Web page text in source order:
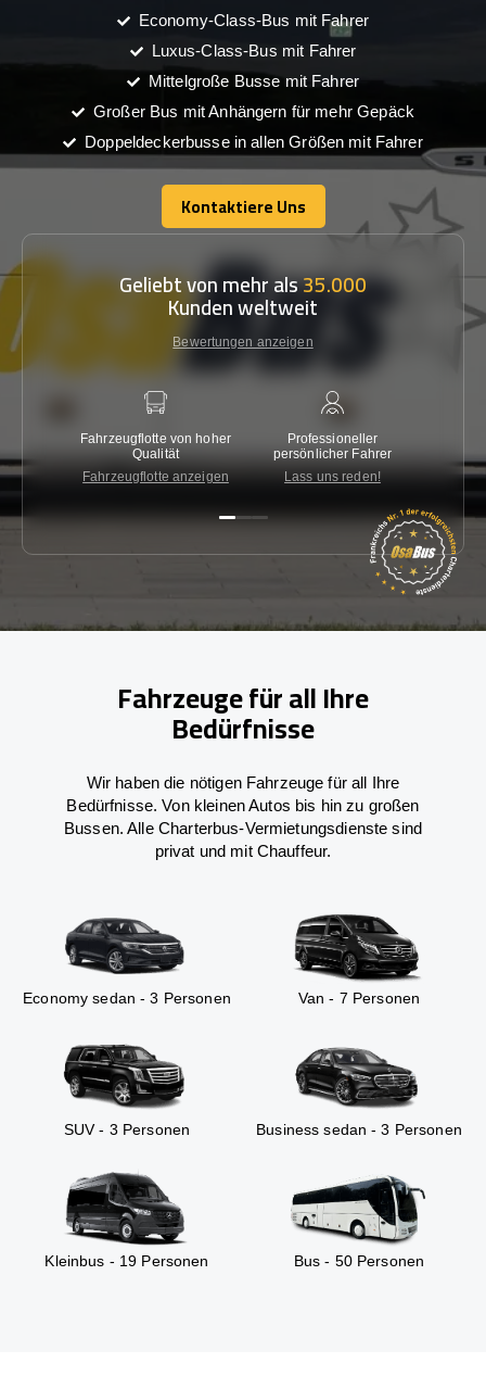
Economy-Class-Bus mit Fahrer
Luxus-Class-Bus mit Fahrer
Mittelgroße Busse mit Fahrer
Großer Bus mit Anhängern für mehr Gepäck
Doppeldeckerbusse in allen Größen mit Fahrer
Kontaktiere Uns
Kontaktiere Uns
Geliebt von mehr als35.000
Kunden weltweit
Bewertungen anzeigen
Fahrzeugflotte von hoher
Qualität
Fahrzeugflotte anzeigen
Professioneller
persönlicher Fahrer
Lass uns reden!
Fahrzeuge für all Ihre
Bedürfnisse
Wir haben die nötigen Fahrzeuge für all Ihre
Bedürfnisse. Von kleinen Autos bis hin zu großen
Bussen. Alle Charterbus-Vermietungsdienste sind
privat und mit Chauffeur.
Economy sedan - 3 Personen Van - 7 Personen
SUV - 3 Personen Business sedan - 3 Personen
Kleinbus - 19 Personen Bus - 50 Personen